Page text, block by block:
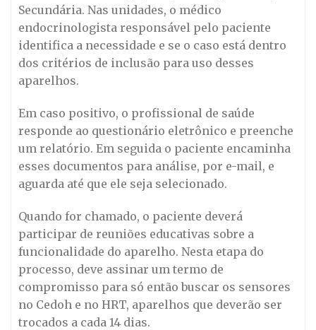
Secundária. Nas unidades, o médico
endocrinologista responsável pelo paciente
identifica a necessidade e se o caso está dentro
dos critérios de inclusão para uso desses
aparelhos.
Em caso positivo, o profissional de saúde
responde ao questionário eletrônico e preenche
um relatório. Em seguida o paciente encaminha
esses documentos para análise, por e-mail, e
aguarda até que ele seja selecionado.
Quando for chamado, o paciente deverá
participar de reuniões educativas sobre a
funcionalidade do aparelho. Nesta etapa do
processo, deve assinar um termo de
compromisso para só então buscar os sensores
no Cedoh e no HRT, aparelhos que deverão ser
trocados a cada 14 dias.